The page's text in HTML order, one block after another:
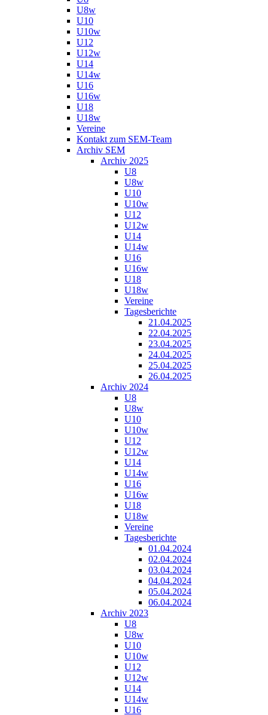
U8w
U10
U10w
U12
U12w
U14
U14w
U16
U16w
U18
U18w
Vereine
Kontakt zum SEM-Team
Archiv SEM
Archiv 2025
U8
U8w
U10
U10w
U12
U12w
U14
U14w
U16
U16w
U18
U18w
Vereine
Tagesberichte
21.04.2025
22.04.2025
23.04.2025
24.04.2025
25.04.2025
26.04.2025
Archiv 2024
U8
U8w
U10
U10w
U12
U12w
U14
U14w
U16
U16w
U18
U18w
Vereine
Tagesberichte
01.04.2024
02.04.2024
03.04.2024
04.04.2024
05.04.2024
06.04.2024
Archiv 2023
U8
U8w
U10
U10w
U12
U12w
U14
U14w
U16